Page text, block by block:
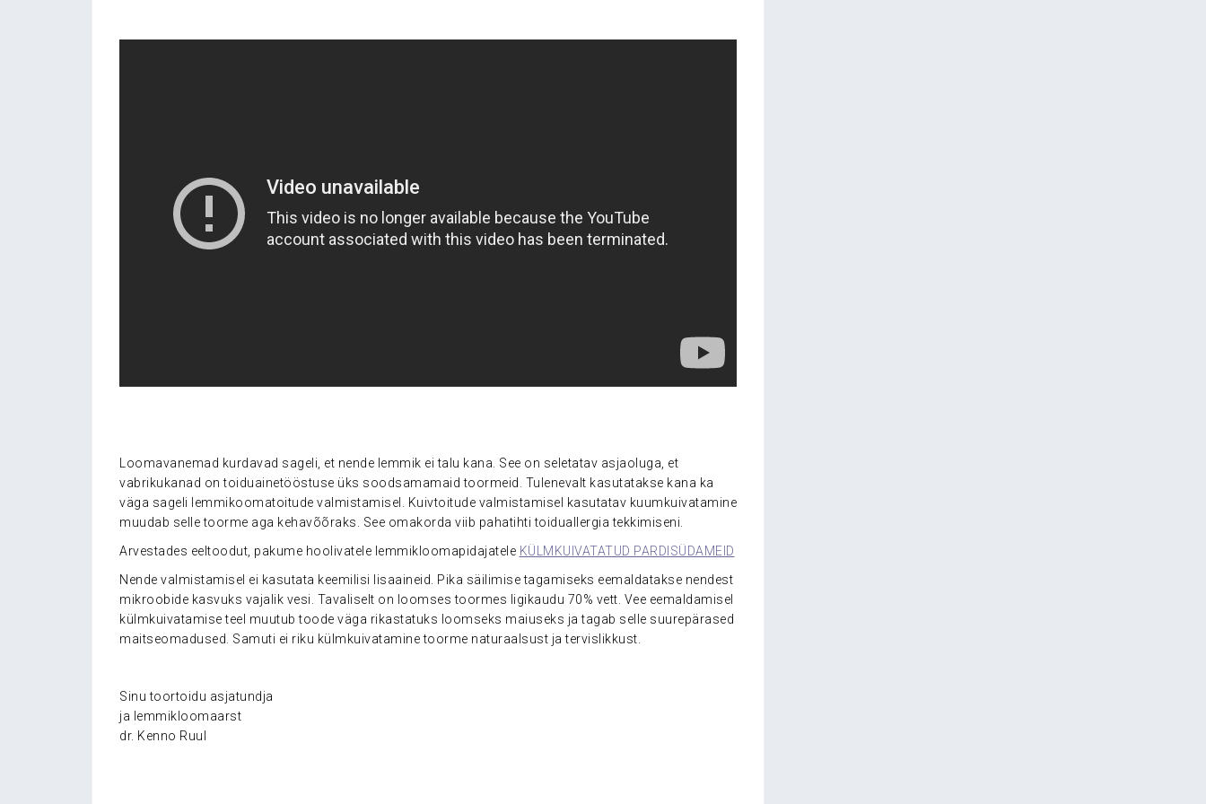
Loomavanemad kurdavad sageli, et nende lemmik ei talu kana. See on seletatav asjaoluga, et
vabrikukanad on toiduainetööstuse üks soodsamamaid toormeid. Tulenevalt kasutatakse kana ka
väga sageli lemmikoomatoitude valmistamisel. Kuivtoitude valmistamisel kasutatav kuumkuivatamine
muudab selle toorme aga kehavõõraks. See omakorda viib pahatihti toiduallergia tekkimiseni.
Arvestades eeltoodut, pakume hoolivatele lemmikloomapidajatele KÜLMKUIVATATUD PARDISÜDAMEID
Nende valmistamisel ei kasutata keemilisi lisaaineid. Pika säilimise tagamiseks eemaldatakse nendest
mikroobide kasvuks vajalik vesi. Tavaliselt on loomses toormes ligikaudu 70% vett. Vee eemaldamisel
külmkuivatamise teel muutub toode väga rikastatuks loomseks maiuseks ja tagab selle suurepärased
maitseomadused. Samuti ei riku külmkuivatamine toorme naturaalsust ja tervislikkust.
Sinu toortoidu asjatundja
ja lemmikloomaarst
dr. Kenno Ruul